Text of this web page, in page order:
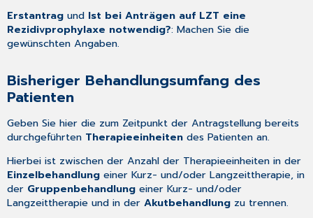
Erstantrag und Ist bei Anträgen auf LZT eine
Rezidivprophylaxe notwendig?: Machen Sie die
gewünschten Angaben.
Bisheriger Behandlungsumfang des
Patienten
Geben Sie hier die zum Zeitpunkt der Antragstellung bereits
durchgeführten Therapieeinheiten des Patienten an.
Hierbei ist zwischen der Anzahl der Therapieeinheiten in der
Einzelbehandlung einer Kurz- und/oder Langzeittherapie, in
der Gruppenbehandlung einer Kurz- und/oder
Langzeittherapie und in derAkutbehandlung zu trennen.